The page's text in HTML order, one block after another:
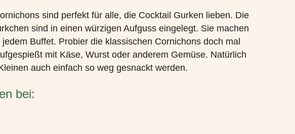
sind perfekt für alle, die Cocktail Gurken lieben. Die
sind in einen würzigen Aufguss eingelegt. Sie machen
Buffet. Probier die klassischen Cornichons doch mal
mit Käse, Wurst oder anderem Gemüse. Natürlich
auch einfach so weg gesnackt werden.
bei: